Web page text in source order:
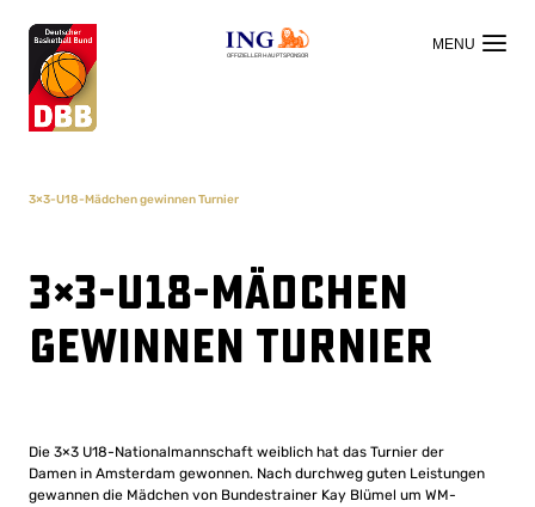
OFFIZIELLER HAUPTSPONSOR
3×3-U18-Mädchen gewinnen Turnier
3×3-U18-Mädchen
gewinnen Turnier
Die 3×3 U18-Nationalmannschaft weiblich hat das Turnier der
Damen in Amsterdam gewonnen. Nach durchweg guten Leistungen
gewannen die Mädchen von Bundestrainer Kay Blümel um WM-